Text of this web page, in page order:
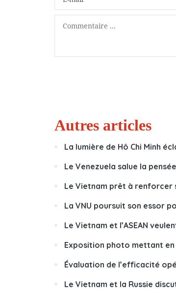
Autres articles
La lumière de Hô Chi Minh
Le Venezuela salue la
Le Vietnam prêt à renforcer
La VNU poursuit son essor
Le Vietnam et l’ASEAN
Exposition photo mettant en
Évaluation de l’efficacité
Le Vietnam et la Russie